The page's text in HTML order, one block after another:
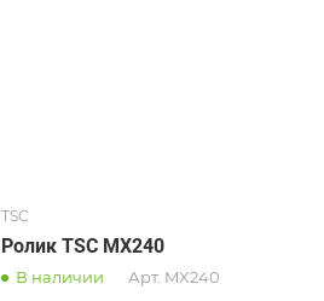
TSC
Ролик TSC MX240
В наличии Арт. MX240